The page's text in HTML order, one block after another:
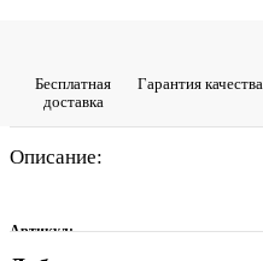
Бесплатная
доставка
Гарантия качества
Описание:
Артикул: